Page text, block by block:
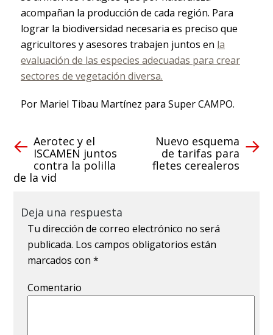
acompañan la producción de cada región. Para
lograr la biodiversidad necesaria es preciso que
agricultores y asesores trabajen juntos en la
evaluación de las especies adecuadas para crear
sectores de vegetación diversa.
Por Mariel Tibau Martínez para Super CAMPO.
Aerotec y el
ISCAMEN juntos
contra la polilla
de la vid
Nuevo esquema
de tarifas para
fletes cerealeros
Deja una respuesta
Tu dirección de correo electrónico no será
publicada. Los campos obligatorios están
marcados con*
Comentario